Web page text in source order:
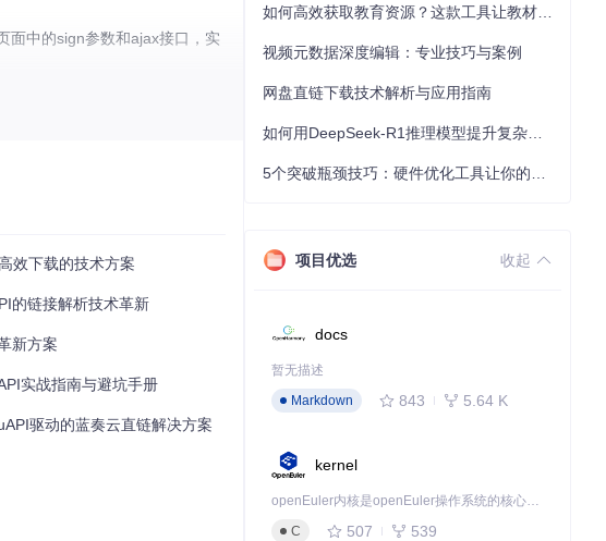
面中的sign参数和ajax接口，实
器真实IP泄露。同时在最终链
效下载的技术方案
的链接解析技术革新
新方案
实战指南与避坑手册
驱动的蓝奏云直链解决方案
视频元数据深度编辑：专业技巧与案例
网盘直链下载技术解析与应用指南
项目优选 收起
docs
暂无描述
Markdown
843 5.64 K
kernel
openEuler内核是openEuler操作系统的核心，既是系统性能与稳定性的基石，也是连接处理器、设备与服务的桥梁。
C
507 539